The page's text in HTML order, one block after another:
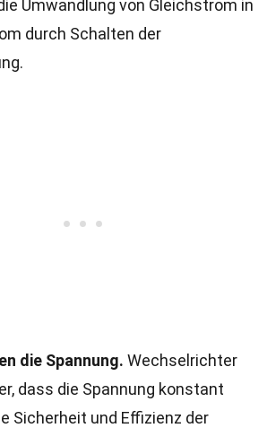
Umwandlung von Gleichstrom in
durch Schalten der
die Spannung. Wechselrichter
dass die Spannung konstant
Sicherheit und Effizienz der